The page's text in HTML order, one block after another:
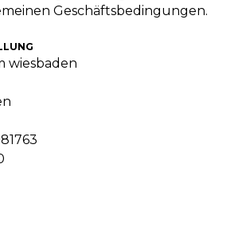
Geschäftsbedingungen.
wiesbaden